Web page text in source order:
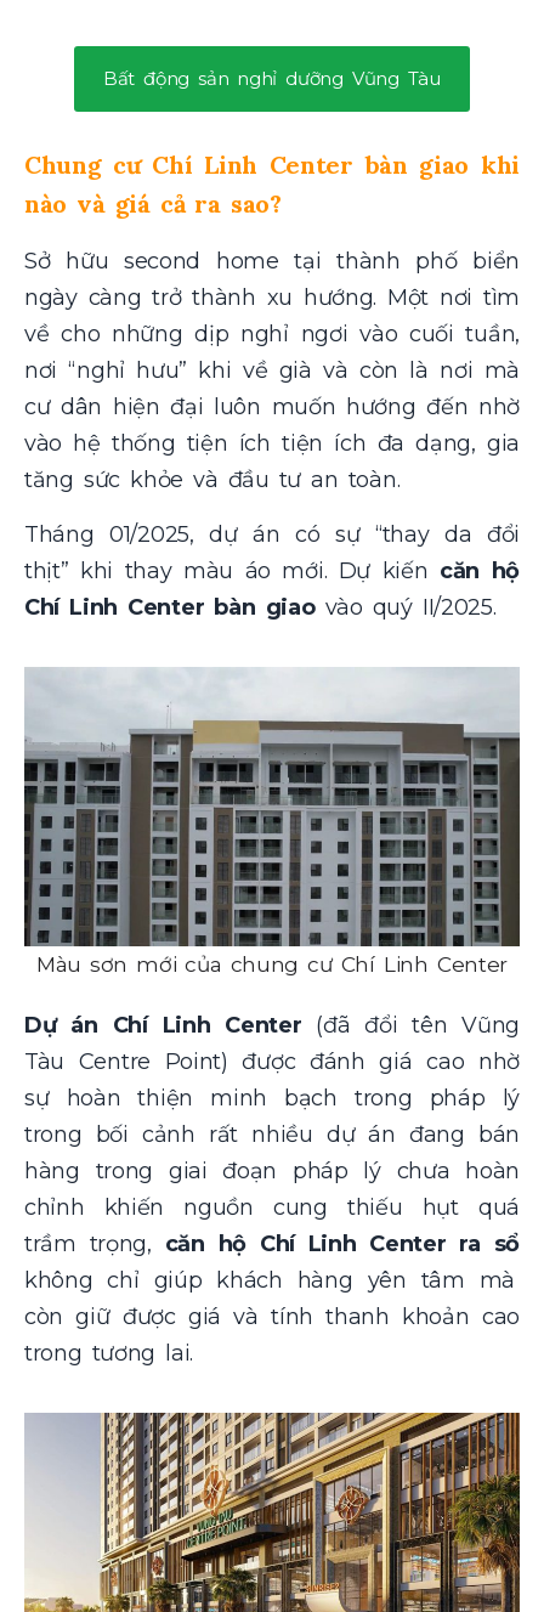
Bất động sản nghỉ dưỡng Vũng Tàu
Chung cư Chí Linh Center bàn giao khi
nào và giá cả ra sao?
Sở hữu second home tại thành phố biển
ngày càng trở thành xu hướng. Một nơi tìm
về cho những dịp nghỉ ngơi vào cuối tuần,
nơi “nghỉ hưu” khi về già và còn là nơi mà
cư dân hiện đại luôn muốn hướng đến nhờ
vào hệ thống tiện ích tiện ích đa dạng, gia
tăng sức khỏe và đầu tư an toàn.
Tháng 01/2025, dự án có sự “thay da đổi
thịt” khi thay màu áo mới. Dự kiến căn hộ
Chí Linh Center bàn giaovào quý II/2025.
Màu sơn mới của chung cư Chí Linh Center
Dự án Chí Linh Center (đã đổi tên Vũng
Tàu Centre Point) được đánh giá cao nhờ
sự hoàn thiện minh bạch trong pháp lý
trong bối cảnh rất nhiều dự án đang bán
hàng trong giai đoạn pháp lý chưa hoàn
chỉnh khiến nguồn cung thiếu hụt quá
trầm trọng, căn hộ Chí Linh Center ra sổ
không chỉ giúp khách hàng yên tâm mà
còn giữ được giá và tính thanh khoản cao
trong tương lai.